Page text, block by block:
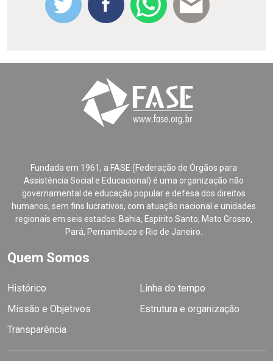
Fundada em 1961, a FASE (Federação de Órgãos para
Assistência Social e Educacional) é uma organização não
governamental de educação popular e defesa dos direitos
humanos, sem fins lucrativos, com atuação nacional e unidades
regionais em seis estados: Bahia, Espírito Santo, Mato Grosso,
Pará, Pernambuco e Rio de Janeiro.
Quem Somos
Histórico
Linha do tempo
Missão e Objetivos
Estrutura e organização
Transparência